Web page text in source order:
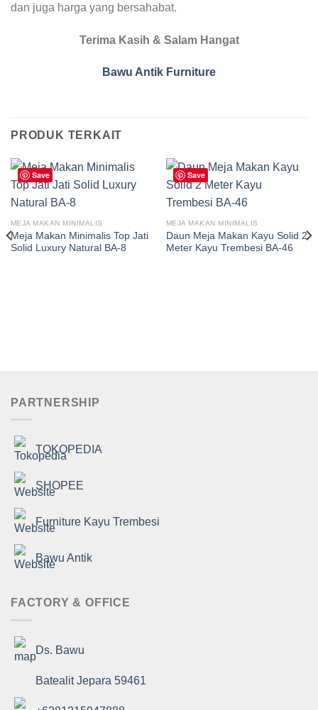
dan juga harga yang bersahabat.
Terima Kasih & Salam Hangat
Bawu Antik Furniture
PRODUK TERKAIT
Save
MEJA MAKAN MINIMALIS
Meja Makan Minimalis Top Jati
Solid Luxury Natural BA-8
Save
MEJA MAKAN MINIMALIS
Daun Meja Makan Kayu Solid 2
Meter Kayu Trembesi BA-46
PARTNERSHIP
TOKOPEDIA
SHOPEE
Furniture Kayu Trembesi
Bawu Antik
FACTORY & OFFICE
Ds. Bawu
Batealit Jepara 59461